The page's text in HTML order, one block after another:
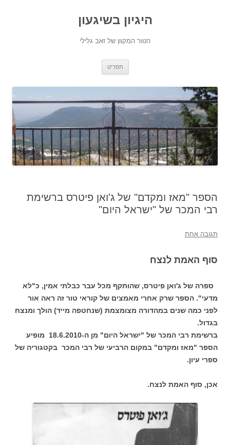
היגיון בשיגעון
הטור המקוון של זאב גלילי
תפריט
הספר "מאז ומקדם" של ג'ואן פיטרס ברשימת
רבי המכר של "ישראל היום"
תגובה אחת
סוף האמת לנצח
ספרה של ג'ואן פיטרס, שהותקף מכל עבר כבלתי אמין, כ"לא
מדעי". הספר שרק אחרי מאמצים של קוראי טור זה ראה אור
לפני כמה שנים במהדורה מצומצמת (שנחטפה מייד) הולך ומנצח
בגדול.
ברשימת רבי המכר של "ישראל היום" מן ה-18.6.2010 מופיע
הספר "מאז ומקדם" במקום הרביעי של רבי המכר בקטגוריה של
ספרי עיון.
אכן, סוף האמת לנצח.